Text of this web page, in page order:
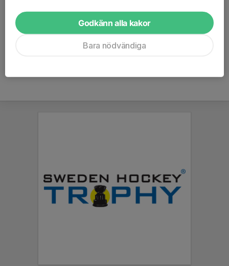
Titel
Assisterande lagledare
Ålder
48 år
Godkänn alla kakor
Bara nödvändiga